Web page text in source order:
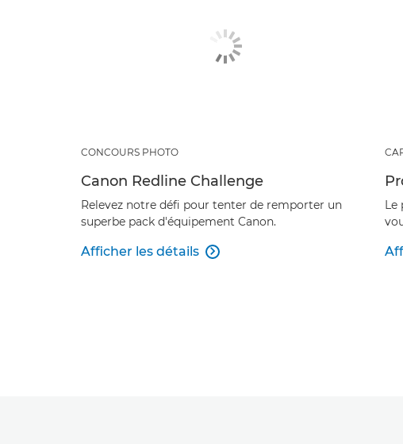
CONCOURS PHOTO
Canon Redline Challenge
Relevez notre défi pour tenter de remporter un
superbe pack d'équipement Canon.
Afficher les détails 
Le